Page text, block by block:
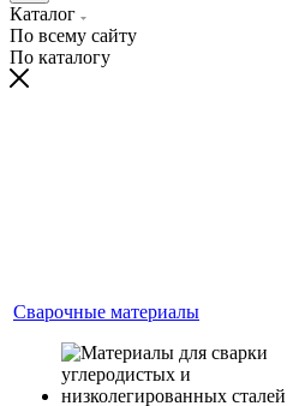
Каталог
По всему сайту
По каталогу
Сварочные материалы